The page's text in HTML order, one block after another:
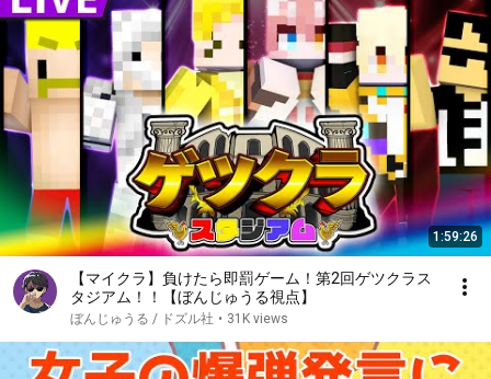
1:59:26
【マイクラ】負けたら即罰ゲーム！第2回ゲツクラス
タジアム！！【ぼんじゅうる視点】
ぼんじゅうる / ドズル社 • 31K views